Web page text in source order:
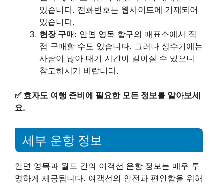
있습니다. 전화번호는 웹사이트에 기재되어
있습니다.
현장 구매 : 안면 영목 항구의 매표소에서 직
접 구매할 수도 있습니다. 그러나 성수기에는
사람이 많아 대기 시간이 길어질 수 있으니
참고하시기 바랍니다.
✅ 효자도 여행 준비에 필요한 모든 정보를 알아보세
요.
세부 운항 정보
안면 영목과 월도 간의 여객선 운항 정보는 매우 투
명하게 제공됩니다. 여객선의 안전과 편안함을 위해